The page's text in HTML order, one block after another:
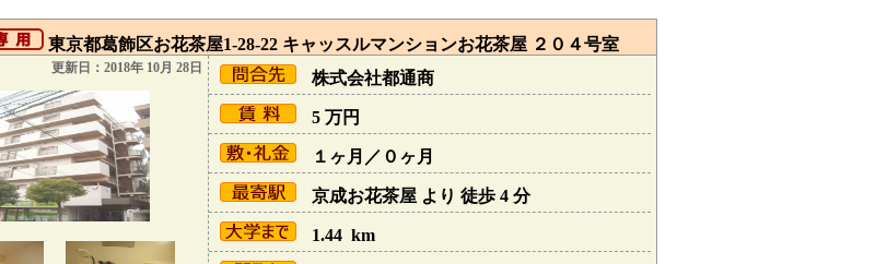
東京都葛飾区お花茶屋1-28-22 キャッスルマンションお花茶屋 ２０４号室
更新日：2018年 10月 28日
株式会社都通商
5 万円
１ヶ月／０ヶ月
京成お花茶屋 より 徒歩 4 分
1.44 km